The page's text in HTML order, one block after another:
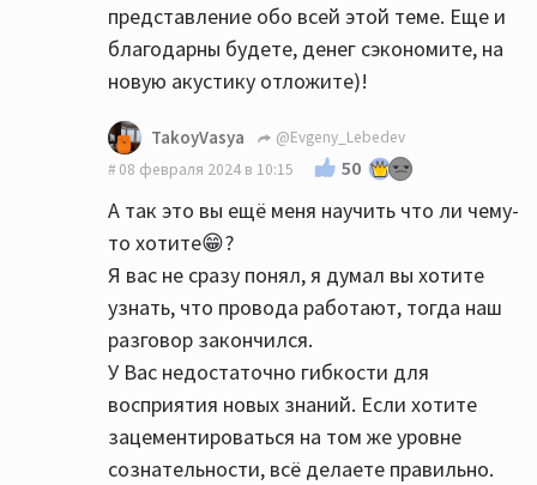
представление обо всей этой теме. Еще и
благодарны будете, денег сэкономите, на
новую акустику отложите)!
TakoyVasya
@Evgeny_Lebedev
08 февраля 2024 в 10:15
50
А так это вы ещё меня научить что ли чему-
то хотите😁?
Я вас не сразу понял, я думал вы хотите
узнать, что провода работают, тогда наш
разговор закончился.
У Вас недостаточно гибкости для
восприятия новых знаний. Если хотите
зацементироваться на том же уровне
сознательности, всё делаете правильно.